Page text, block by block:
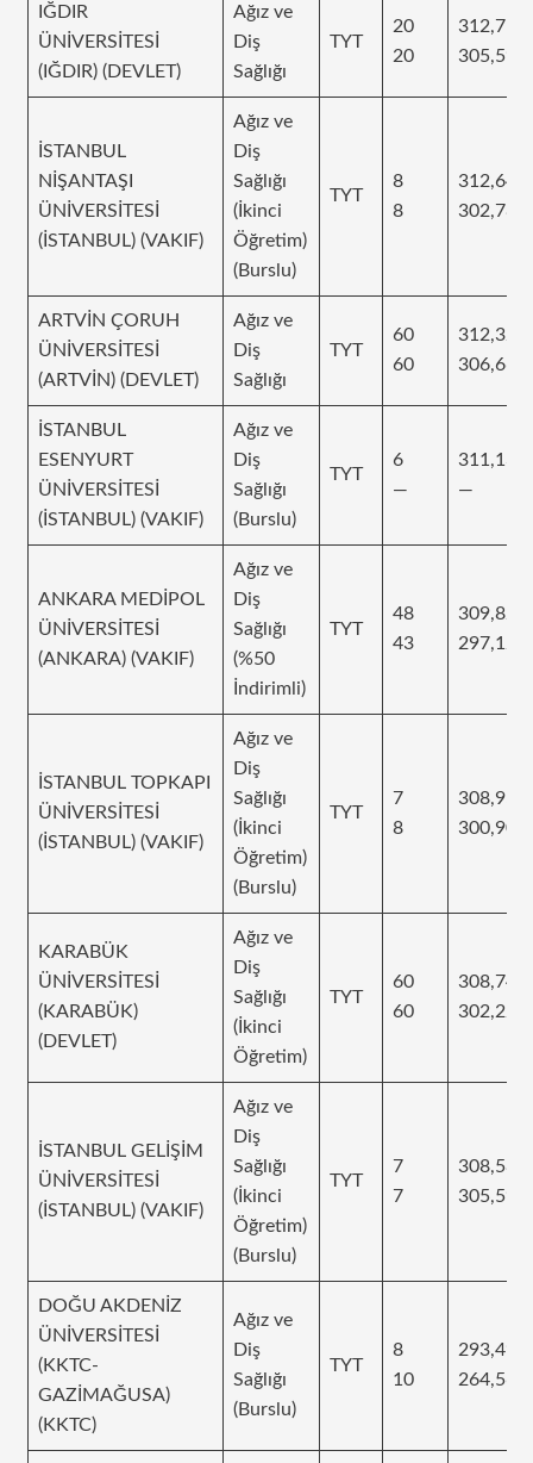
IĞDIR
ÜNİVERSİTESİ
(IĞDIR) (DEVLET)
Ağız ve
Diş
Sağlığı
TYT
20
20
312,711
305,59
İSTANBUL
NİŞANTAŞI
ÜNİVERSİTESİ
(İSTANBUL) (VAKIF)
Ağız ve
Diş
Sağlığı
(İkinci
Öğretim)
(Burslu)
TYT
8
8
312,648
302,784
ARTVİN ÇORUH
ÜNİVERSİTESİ
(ARTVİN) (DEVLET)
Ağız ve
Diş
Sağlığı
TYT
60
60
312,322
306,663
İSTANBUL
ESENYURT
ÜNİVERSİTESİ
(İSTANBUL) (VAKIF)
Ağız ve
Diş
Sağlığı
(Burslu)
TYT
6
—
311,132
—
ANKARA MEDİPOL
ÜNİVERSİTESİ
(ANKARA) (VAKIF)
Ağız ve
Diş
Sağlığı
(%50
İndirimli)
TYT
48
43
309,827
297,128
İSTANBUL TOPKAPI
ÜNİVERSİTESİ
(İSTANBUL) (VAKIF)
Ağız ve
Diş
Sağlığı
(İkinci
Öğretim)
(Burslu)
TYT
7
8
308,955
300,908
KARABÜK
ÜNİVERSİTESİ
(KARABÜK)
(DEVLET)
Ağız ve
Diş
Sağlığı
(İkinci
Öğretim)
TYT
60
60
308,743
302,226
İSTANBUL GELİŞİM
ÜNİVERSİTESİ
(İSTANBUL) (VAKIF)
Ağız ve
Diş
Sağlığı
(İkinci
Öğretim)
(Burslu)
TYT
7
7
308,587
305,59
DOĞU AKDENİZ
ÜNİVERSİTESİ
(KKTC-
GAZİMAĞUSA)
(KKTC)
Ağız ve
Diş
Sağlığı
(Burslu)
TYT
8
10
293,494
264,565